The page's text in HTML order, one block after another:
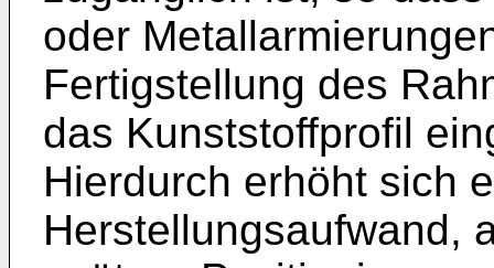
oder
Fertigstellung des
das Kunststoffprofil
Hierdurch erhöht sich
Herstellungsaufwand,